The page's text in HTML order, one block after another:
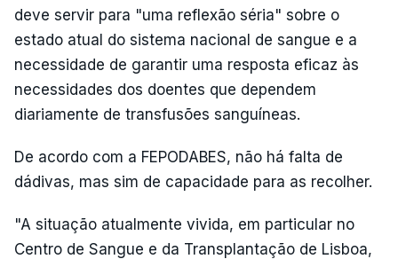
deve servir para "uma reflexão séria" sobre o
estado atual do sistema nacional de sangue e a
necessidade de garantir uma resposta eficaz às
necessidades dos doentes que dependem
diariamente de transfusões sanguíneas.
De acordo com a FEPODABES, não há falta de
dádivas, mas sim de capacidade para as recolher.
"A situação atualmente vivida, em particular no
Centro de Sangue e da Transplantação de Lisboa,